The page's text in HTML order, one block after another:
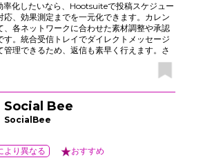
率化したいなら、Hootsuiteで投稿スケジュー
応、効果測定までを一元化できます。カレン
、各ネットワークに合わせた素材調整や承認
す。統合受信トレイでダイレクトメッセージ
管理できるため、返信も素早く行えます。さ
ではリーチ、クリック数、コンバージョンの
コンテンツ戦略の見直しに役立ちます。アク
ント保護にも配慮でき、コンテンツキュー
発表のタイミングでも投稿を安定して配信で
Social Bee
SocialBee
より異なる おすすめ